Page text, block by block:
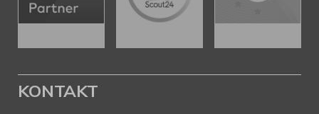
KONTAKT